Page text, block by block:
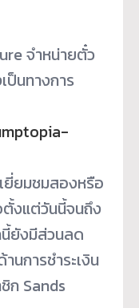
จำหน่ายตั๋ว
ป็นทางการ
ยี่ยมชมสองหรือ
ตั้งแต่วันนี้จนถึง
ยังมีส่วนลด
านการชำระเงิน
ก Sands